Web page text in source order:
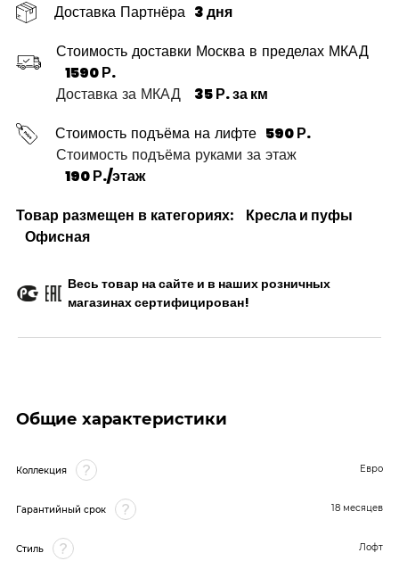
Доставка Партнёра 3 дня
Стоимость доставки Москва в пределах МКАД
1590 Р.
Доставка за МКАД
35 Р. за км
Стоимость подъёма на лифте 590 Р.
Стоимость подъёма руками за этаж
190 Р./этаж
Товар размещен в категориях:
Кресла и пуфы
Офисная
Весь товар на сайте и в наших розничных
магазинах сертифицирован!
Общие характеристики
Коллекция Евро
Гарантийный срок 18 месяцев
Стиль Лофт